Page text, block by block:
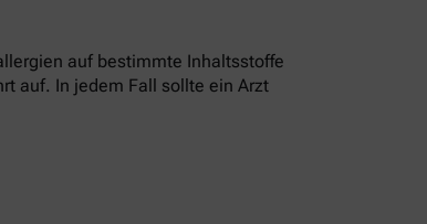
auf bestimmte Inhaltsstoffe
auf. In jedem Fall sollte ein Arzt